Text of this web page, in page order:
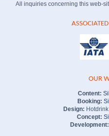
All inquiries concerning this web-
OUR
Content:
Booking:
Design:
Concept:
Development: